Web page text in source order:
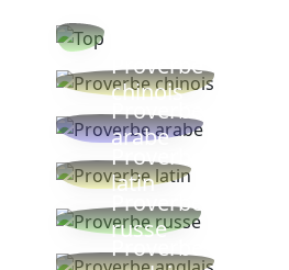
Proverbe
chinois
Proverbe
arabe
Proverbe
latin
Proverbe
russe
Proverbe